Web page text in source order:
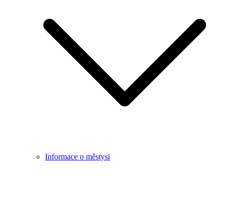
Informace o městysi